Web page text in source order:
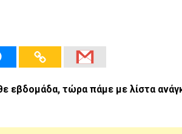
εβδομάδα, τώρα πάμε με λίστα